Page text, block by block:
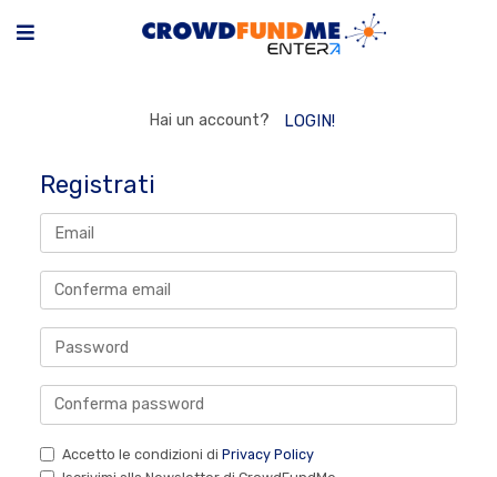
Hai un account? LOGIN!
Registrati
Accetto le condizioni di Privacy Policy